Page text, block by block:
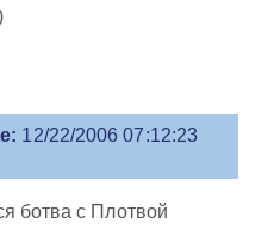
12/22/2006 07:12:23
ботва с Плотвой